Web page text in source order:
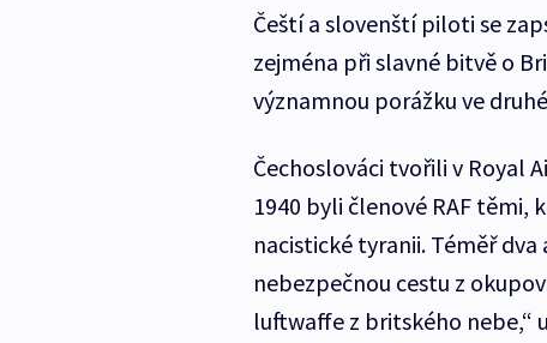
Čeští a slovenští piloti se
zejména při slavné bitvě o
významnou porážku ve
Čechoslováci tvořili v Royal
1940 byli členové RAF těmi,
nacistické tyranii. Téměř dva
nebezpečnou cestu z
luftwaffe z britského nebe,“